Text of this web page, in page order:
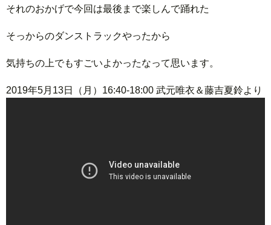
それのおかげで今回は最後まで楽しんで踊れた
そっからのダンストラックやったから
気持ちの上でもすごいよかったなって思います。
2019年5月13日（月）16:40-18:00 武元唯衣＆藤吉夏鈴より